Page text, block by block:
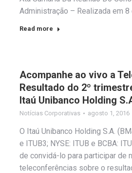
Administração – Realizada em
Read more
Acompanhe ao vivo a
Resultado do 2º
Itaú Unibanco Holding
Notícias Corporativas agosto 1, 2016
O Itaú Unibanco Holding S.A.
e ITUB3; NYSE: ITUB e BCBA:
de convidá-lo para participar de
teleconferências sobre o